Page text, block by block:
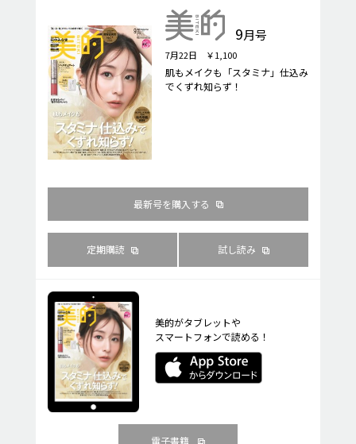
9月号
7月22日 ￥1,100
肌もメイクも「スタミナ」仕込み
でくずれ知らず！
最新号を購入する
定期購読 試し読み
美的がタブレットや
スマートフォンで読める！
電子書籍